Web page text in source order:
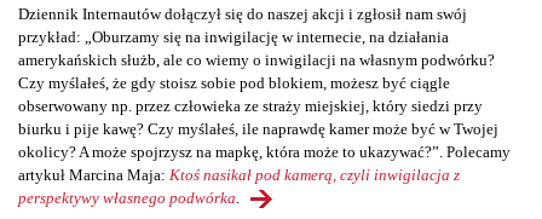
Dziennik Internautów dołączył się do naszej akcji i zgłosił nam swój
przykład: „Oburzamy się na inwigilację w internecie, na działania
amerykańskich służb, ale co wiemy o inwigilacji na własnym podwórku?
Czy myślałeś, że gdy stoisz sobie pod blokiem, możesz być ciągle
obserwowany np. przez człowieka ze straży miejskiej, który siedzi przy
biurku i pije kawę? Czy myślałeś, ile naprawdę kamer może być w Twojej
okolicy? A może spojrzysz na mapkę, która może to ukazywać?”. Polecamy
artykuł Marcina Maja: Ktoś nasikał pod kamerą, czyli inwigilacja z
perspektywy własnego podwórka